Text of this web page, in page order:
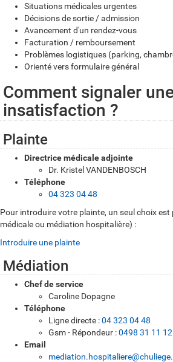
Situations médicales urgentes
Décisions de sortie / admission
Avancement d'un rendez-vous
Facturation / remboursement
Problèmes logistiques (parking,
Orienté vers formulaire général
Comment signaler
insatisfaction ?
Plainte
Directrice médicale adjointe
Dr. Kristel VANDENBOSCH
Téléphone
04 323 04 48
Pour introduire votre plainte, un seul choix
médicale ou médiation hospitalière) :
Introduire une plainte
Médiation
Chef de service
Caroline Dopagne
Téléphone
Ligne directe :04 323 04 48
Gsm - Répondeur :0498 31 11 12
Email